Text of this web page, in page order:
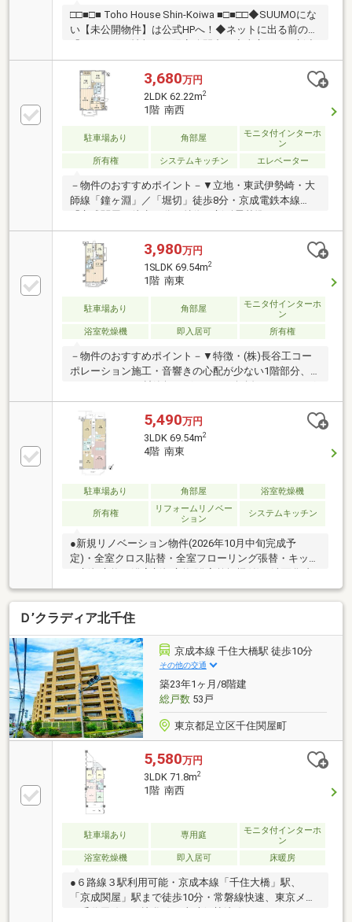
□□■□■ Toho House Shin-Koiwa ■□■□□◆SUUMOにな
い【未公開物件】は公式HPへ！◆ネットに出る前の
「フライング情報」を限定公開中！◆東宝ハウス新小
岩が選ばれる3つの理由◆①【業界最低水準の提携住
宅ローン】優遇金利＆各種手数料0円！独自審査でロ
ーンに強い！②【未来カレンダー】専用ソフトで将来
の資金計画を無料シミュレーション。③【ご購入後の
生涯サポート】売って終わりではなく、お引渡し後も
一生涯お守りします。◆HPにて【写真付きお客様の
声】1400件以上公開中！◆お問合せは【資料請求】又
は【 0120-104-273】まで！
3,680万円
2LDK 62.22m2
1階 南西
駐車場あり 角部屋
モニタ付インターホ
ン
所有権
システムキッチン エレベーター
－物件のおすすめポイント－▼立地・東武伊勢崎・大
師線「鐘ヶ淵」／「堀切」徒歩8分・京成電鉄本線
「京成関屋」徒歩14分▼特徴・新耐震基準マンショ
ン・階下への生活音を気にせず過ごせる1階部分・お
手入れしやすい全居室フローリング仕様・LDは明るい
2面採光設計・キッチンにはバルコニーへ出入り可能
な勝手口付・2ヶ所のWICやキッチン収納有・24時間ゴ
ミ出し可能▼設備・TVモニタ付インターホン▼周辺環
境・まいばすけっと堤通2丁目店 徒歩8分(約600m)■ ご
希望の住まい探しをお手伝いします ━━━━━・・・
物件の詳細・ご相談はお気軽にお問い合わせくださ
い。
3,980万円
1SLDK 69.54m2
1階 南東
駐車場あり 角部屋
モニタ付インターホ
ン
浴室乾燥機
即入居可 所有権
－物件のおすすめポイント－▼特徴・(株)長谷工コー
ポレーション施工・音響きの心配が少ない1階部分、
1SLDK・オーク材節無しグレードの無垢フローリング
を採用・WIC2か所有・2015年7月大規模修繕工事実施
済▼設備・食洗機・浄水器搭載の対面式キッチン・浴
室乾燥機・TVモニタ付インターホン▼室内リフォーム
履歴【2017年11月】キッチン・UB・無垢建具(框仕様)
交換 他【2026年2月】バルコニーにウッドタイル敷※
玄関ポーチ有(約4.14平米)■ ご希望の住まい探しをお手
伝いします ━━━━━・・・物件の詳細・ご相談はお
気軽にお問い合わせください。
5,490万円
3LDK 69.54m2
4階 南東
駐車場あり 角部屋 浴室乾燥機
所有権
リフォームリノベー
ション
システムキッチン
●新規リノベーション物件(2026年10月中旬完成予
定)・全室クロス貼替・全室フローリング張替・キッチ
ン新規交換・浴室新規交換(浴室乾燥機付)・洗面化粧
台新規交換・トイレ新規交換・給湯器新規交換・建具
新規交換〈マンションの魅力〉・長谷工コーポレーシ
ョン施工・長谷工コミュニティ管理・3駅2路線利用可
能・東武伊勢崎線・大師線 鐘ヶ淵駅 徒歩8分・東
武伊勢崎線・大師線 堀切駅 徒歩8分・京成本線
京成関屋駅 徒歩15分〈周辺環境〉・まいばすけっと
堤通2丁目店 徒歩8分(約590m)・セブンイレブン墨田
5丁目店 徒歩7分(約560m)
Ｄ’クラディア北千住
京成本線 千住大橋駅 徒歩10分
その他の交通
築23年1ヶ月/8階建
総戸数53戸
東京都足立区千住関屋町
5,580万円
3LDK 71.8m2
1階 南西
駐車場あり 専用庭
モニタ付インターホ
ン
浴室乾燥機
即入居可 床暖房
●６路線３駅利用可能・京成本線「千住大橋」駅、
「京成関屋」駅まで徒歩10分・常磐線快速、東京メト
ロ千代田線・日比谷線、東武伊勢崎線、つくばエクス